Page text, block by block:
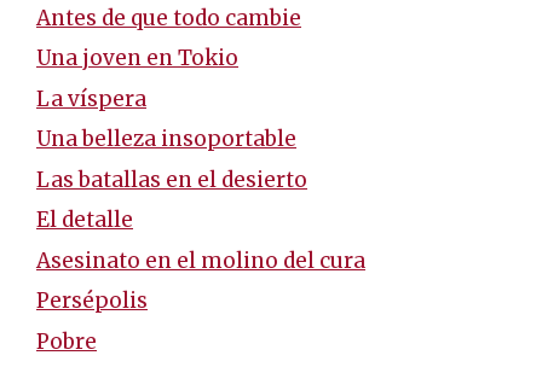
Antes de que todo cambie
Una joven en Tokio
La víspera
Una belleza insoportable
Las batallas en el desierto
El detalle
Asesinato en el molino del cura
Persépolis
Pobre